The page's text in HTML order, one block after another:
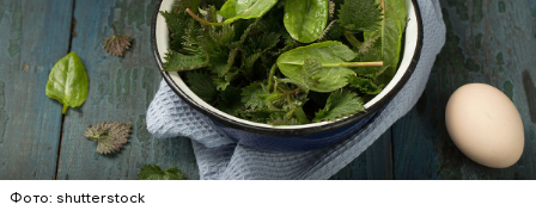
Фото: shutterstock
Опасность же щавеля состоит в том, что он
содержит большое количество щавелевой кислоты,
которая может способствовать образованию